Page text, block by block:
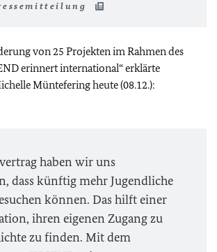
von 25 Projekten im Rahmen des
erinnert international“ erklärte
Müntefering heute (08.12.):
haben wir uns
dass künftig mehr Jugendliche
können. Das hilft einer
ihren eigenen Zugang zu
zu finden. Mit dem